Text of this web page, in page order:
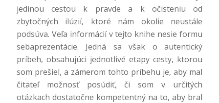
jedinou cestou k pravde a k očisteniu od
zbytočných ilúzií, ktoré nám okolie neustále
podsúva. Veľa informácií v tejto knihe nesie formu
sebaprezentácie. Jedná sa však o autentický
príbeh, obsahujúci jednotlivé etapy cesty, ktorou
som prešiel, a zámerom tohto príbehu je, aby mal
čitateľ možnosť posúdiť, či som v určitých
otázkach dostatočne kompetentný na to, aby bral